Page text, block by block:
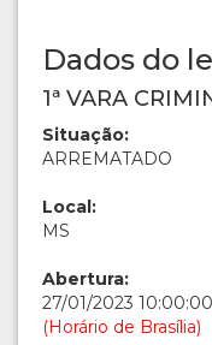
Dados do
1ª VARA
Situação:
ARREMATADO
Local:
MS
Abertura:
27/01/2023 10:00:00
(Horário de Brasília)